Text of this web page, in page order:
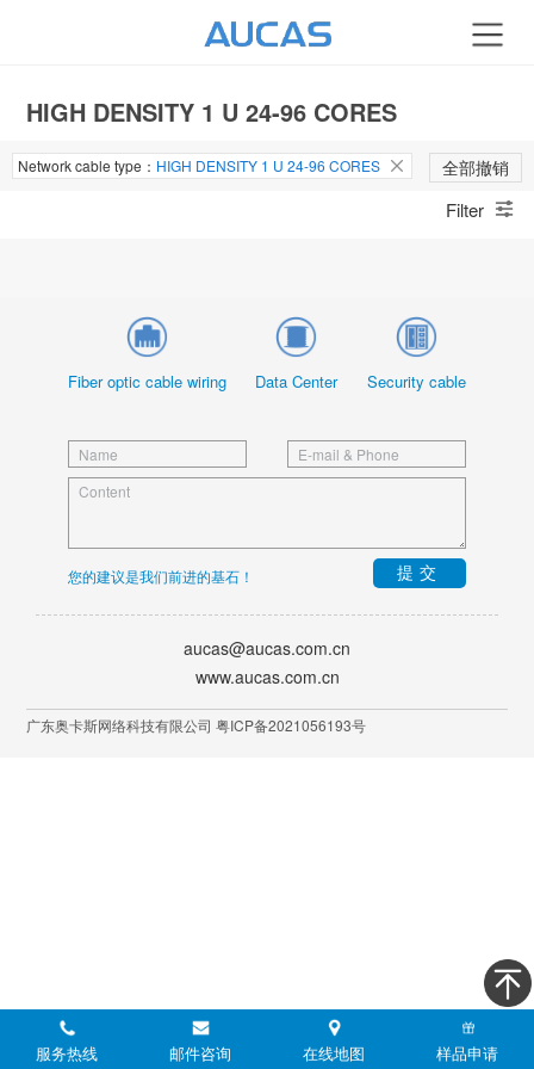
HIGH DENSITY 1 U 24-96 CORES
Network cable type： HIGH DENSITY 1 U 24-96 CORES 全部撤销
Filter
Fiber optic cable wiring Data Center Security cable
您的建议是我们前进的基石！ 提交
aucas@aucas.com.cn
www.aucas.com.cn
广东奥卡斯网络科技有限公司 粤ICP备2021056193号
服务热线 邮件咨询 在线地图 样品申请